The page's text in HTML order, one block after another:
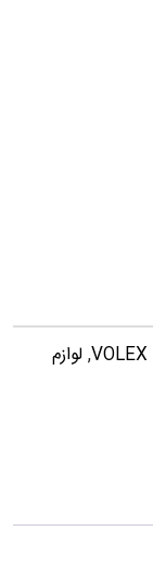
,لوازم